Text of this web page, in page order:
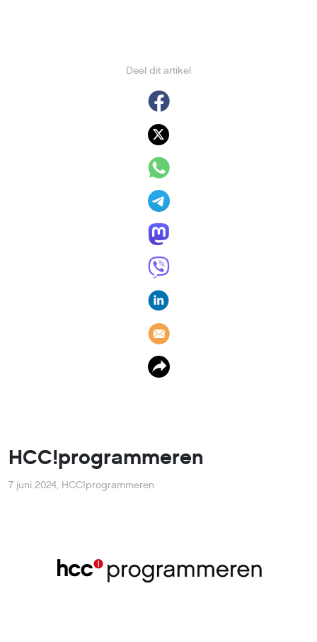
Deel dit artikel
HCC!programmeren
7 juni 2024, HCC!programmeren